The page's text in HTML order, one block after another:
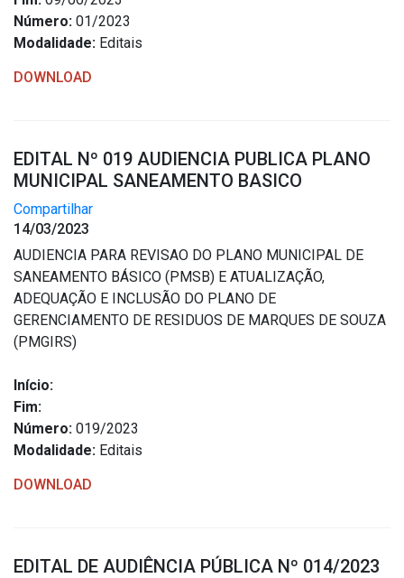
Número: 01/2023
Modalidade: Editais
DOWNLOAD
EDITAL Nº 019 AUDIENCIA PUBLICA PLANO
MUNICIPAL SANEAMENTO BASICO
Compartilhar
14/03/2023
AUDIENCIA PARA REVISAO DO PLANO MUNICIPAL DE
SANEAMENTO BÁSICO (PMSB) E ATUALIZAÇÃO,
ADEQUAÇÃO E INCLUSÃO DO PLANO DE
GERENCIAMENTO DE RESIDUOS DE MARQUES DE SOUZA
(PMGIRS)
Início:
Fim:
Número: 019/2023
Modalidade: Editais
DOWNLOAD
EDITAL DE AUDIÊNCIA PÚBLICA Nº 014/2023